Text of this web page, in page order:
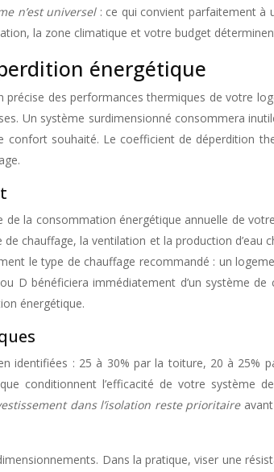
n’est universel: ce qui convient parfaitement à
la zone climatique et votre budget
énergétique
précise des performances thermiques de votre
Un système surdimensionné consommera
souhaité. Le coefficient de déperdition
la consommation énergétique annuelle de
chauffage, la ventilation et la production
le type de chauffage recommandé : un
D bénéficiera immédiatement d’un système
énergétique.
identifiées : 25 à 30% par la toiture, 20 à 25%
conditionnent l’efficacité de votre système
dans l’isolation reste prioritaireavant
Dans la pratique, viser une